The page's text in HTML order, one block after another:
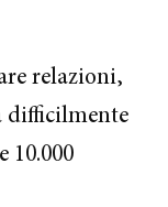
relazioni,
difficilmente
10.000